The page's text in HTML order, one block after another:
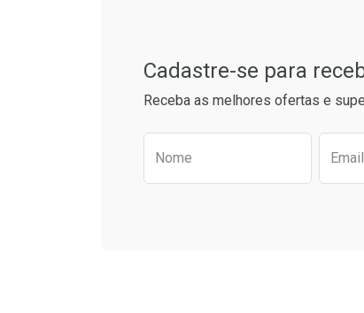
Cadastre-se para
Receba as melhores ofertas e
Preencha o
Nome Email